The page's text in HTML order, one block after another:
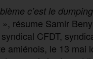
c’est le
», résume Samir
CFDT,
amiénois, le 13 mai